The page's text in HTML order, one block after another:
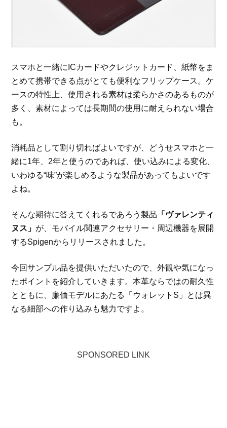
スマホと一緒にICカードやクレジットカード、紙幣をま
とめて携帯できる点がとても便利なフリップケース。ケ
ースの特性上、使用される素材は柔らかさのあるものが
多く、素材によっては長期間の使用に耐えられない場合
も。
消耗品として割り切ればよいですが、どうせスマホと一
緒に1年、2年と使うのであれば、使い込みによる変化、
いわゆる“味”が楽しめるような製品があってもよいです
よね。
そんな期待に答えてくれるであろう製品 「ヴァレンティ
ヌス」 が、モバイル関連アクセサリー・周辺機器を展開
するSpigenからリリースされました。
今回サンプル品を提供いただいたので、外観や気になっ
たポイントを紹介していきます。本革ならではの耐久性
とともに、廉価モデルにあたる「ウォレットS」とは異
なる細部への作り込みも魅力ですよ。
SPONSORED LINK